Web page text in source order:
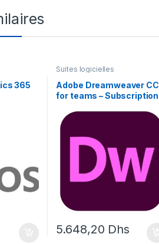
365
Suites logicielles
Adobe Dreamweaver CC
for teams – Subscription
5.648,20 Dhs